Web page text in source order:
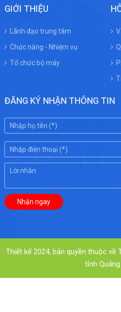
GIỚI THIỆU
Lãnh đạo trung tâm
Chức năng - Nhiệm vụ
Tổ chức bộ máy
ĐĂNG KÝ NHẬN THÔNG TIN
Thiết kế 2024, bản quyền thuộc
tỉnh